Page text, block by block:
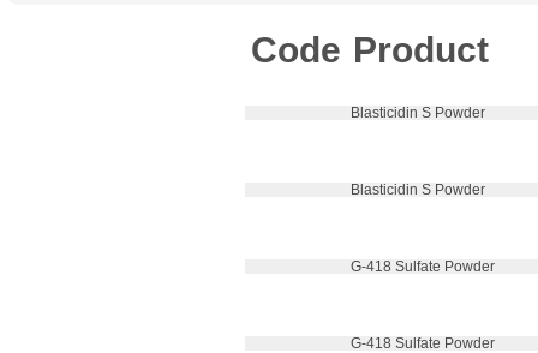
Code Product
Blasticidin S Powder
Blasticidin S Powder
G-418 Sulfate Powder
G-418 Sulfate Powder